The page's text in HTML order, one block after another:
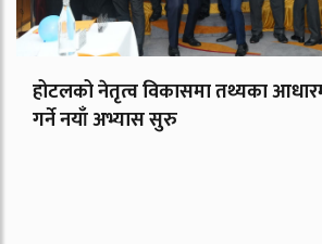
होटलको नेतृत्व विकासमा तथ्यका
गर्ने नयाँ अभ्यास सुरु